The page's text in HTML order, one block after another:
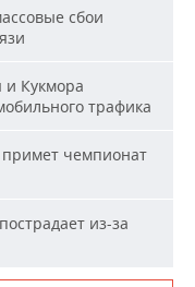
сбои
и Кукмора
трафика
чемпионат
из-за